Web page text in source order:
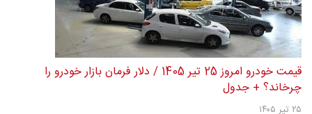
قیمت خودرو امروز 25 تیر 1405 / دلار فرمان بازار خودرو را
چرخاند؟ + جدول
۲۵ تیر ۱۴۰۵